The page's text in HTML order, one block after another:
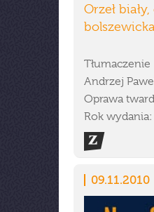
Orzeł
Tłumaczenie
Andrzej
Oprawa
Rok wydania:
09.11.2010